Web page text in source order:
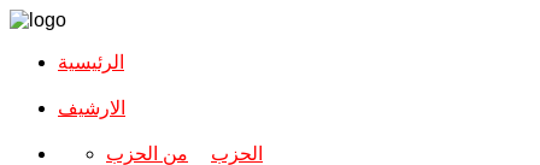
الرئيسية
الارشیف
الحزب من الحزب